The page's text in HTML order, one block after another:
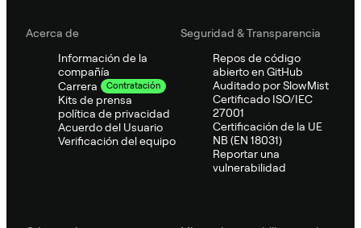
Acerca de
Información de la
compañía
Carrera
Contratación
Kits de prensa
política de privacidad
Acuerdo del Usuario
Verificación del equipo
Seguridad & Transparencia
Repos de código
abierto en GitHub
Auditado por SlowMist
Certificado ISO/IEC
27001
Certificación de la UE
NB (EN 18031)
Reportar una
vulnerabilidad